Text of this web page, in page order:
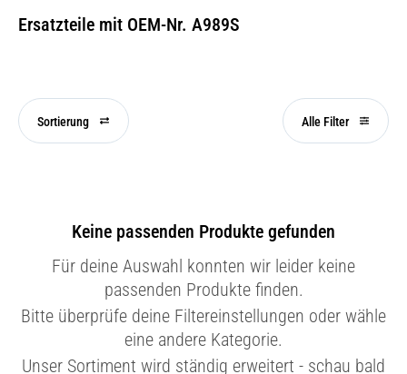
Ersatzteile mit OEM-Nr. A989S
Sortierung Alle Filter
Keine passenden Produkte gefunden
Für deine Auswahl konnten wir leider keine
passenden Produkte finden.
Bitte überprüfe deine Filtereinstellungen oder wähle
eine andere Kategorie.
Unser Sortiment wird ständig erweitert - schau bald